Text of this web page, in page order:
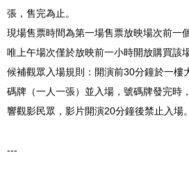
張，售完為止。
現場售票時間為第一場售票放映場次前一
唯上午場次僅於放映前一小時開放購買該
候補觀眾入場規則：開演前30分鐘於一樓
碼牌（一人一張）並入場，號碼牌發完時
響觀影民眾，影片開演20分鐘後禁止入場。
---